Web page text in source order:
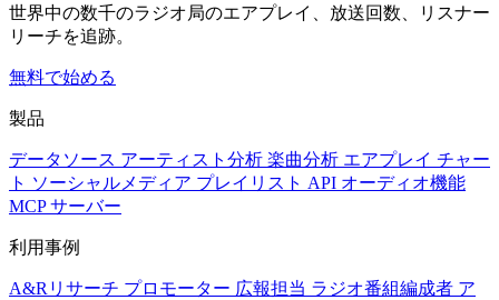
世界中の数千のラジオ局のエアプレイ、放送回数、リスナー
リーチを追跡。
無料で始める
製品
データソース アーティスト分析 楽曲分析 エアプレイ チャー
ト ソーシャルメディア プレイリスト API オーディオ機能
MCP サーバー
利用事例
A&Rリサーチ プロモーター 広報担当 ラジオ番組編成者 ア